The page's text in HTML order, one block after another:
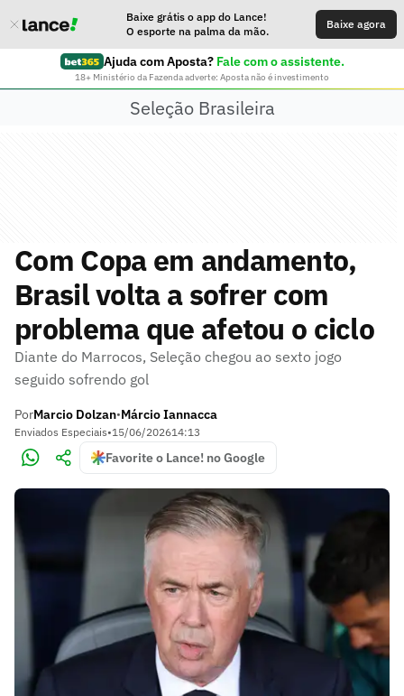
Baixe grátis o app do Lance!
O esporte na palma da mão.
Baixe agora
Ajuda com Aposta? Fale com o assistente.
18+ Ministério da Fazenda adverte: Aposta não é investimento
Seleção Brasileira
Com Copa em andamento,
Brasil volta a sofrer com
problema que afetou o ciclo
Diante do Marrocos, Seleção chegou ao sexto jogo
seguido sofrendo gol
PorMarcio Dolzan•Márcio Iannacca
Enviados Especiais•15/06/202614:13
Favorite o Lance! no Google